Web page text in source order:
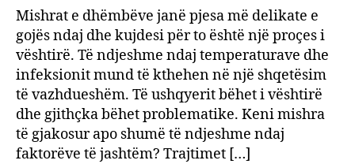
në
e
Mishrat e dhëmbëve janë pjesa më delikate e
gojës ndaj dhe kujdesi për to është një proçes i
vështirë. Të ndjeshme ndaj temperaturave dhe
infeksionit mund të kthehen në një shqetësim
të vazhdueshëm. Të ushqyerit bëhet i vështirë
dhe gjithçka bëhet problematike. Keni mishra
të gjakosur apo shumë të ndjeshme ndaj
faktorëve të jashtëm? Trajtimet […]